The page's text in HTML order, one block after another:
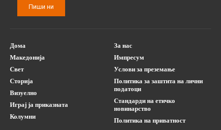
Пиши ни
Дома
Македонија
Свет
Сторија
Визуелно
Играј ја приказната
Колумни
За нас
Импресум
Услови за преземање
Политика за заштита на лични
податоци
Стандарди на етичко
новинарство
Политика на приватност